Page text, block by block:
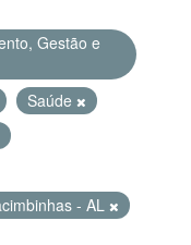
Gestão e
Saúde
- AL